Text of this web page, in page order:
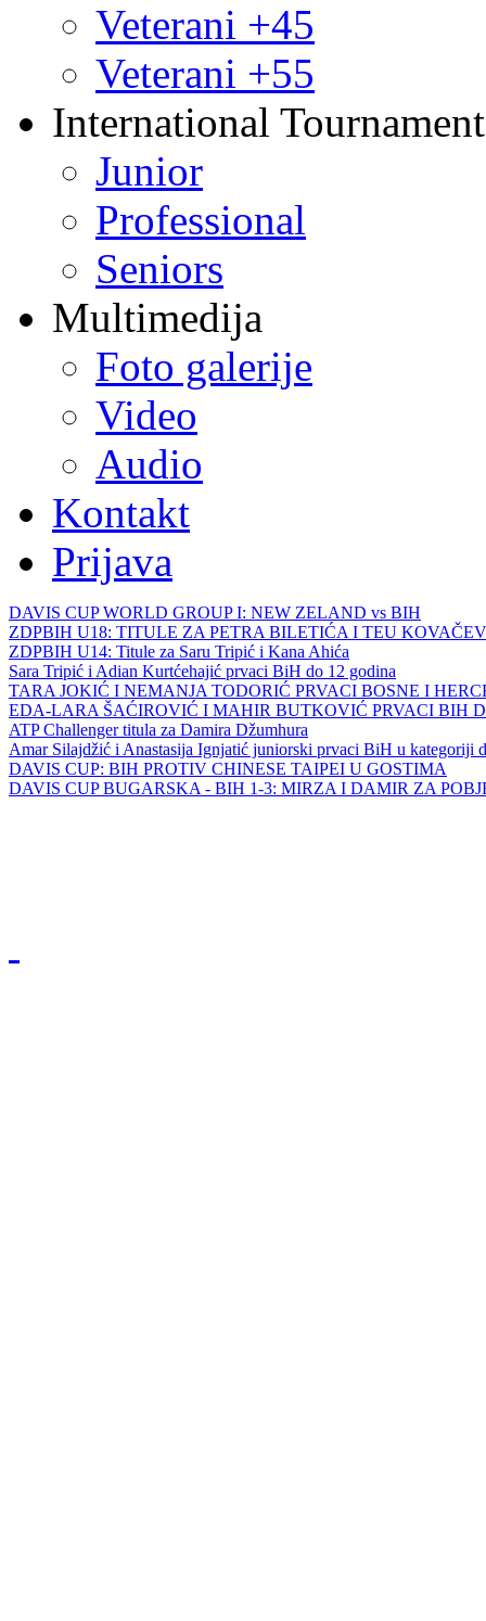
Veterani +45
Veterani +55
International
Junior
Professional
Seniors
Multimedija
Foto galerije
Video
Audio
Kontakt
Prijava
DAVIS CUP WORLD GROUP I: NEW ZELAND vs BIH
ZDPBIH U18: TITULE ZA PETRA BILETIĆA I TEU
ZDPBIH U14: Titule za Saru Tripić i Kana Ahića
Sara Tripić i Adian Kurtćehajić prvaci BiH do 12 godina
TARA JOKIĆ I NEMANJA TODORIĆ PRVACI BOSNE I
EDA-LARA ŠAĆIROVIĆ I MAHIR BUTKOVIĆ PRVACI BIH
ATP Challenger titula za Damira Džumhura
Amar Silajdžić i Anastasija Ignjatić juniorski prvaci BiH u kategoriji
DAVIS CUP: BIH PROTIV CHINESE TAIPEI U GOSTIMA
DAVIS CUP BUGARSKA - BIH 1-3: MIRZA I DAMIR ZA